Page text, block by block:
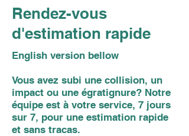
Rendez-vous
d'estimation rapide
English version bellow
Vous avez subi une collision, un
impact ou une égratignure? Notre
équipe est à votre service, 7 jours
sur 7, pour une estimation rapide
et sans tracas.